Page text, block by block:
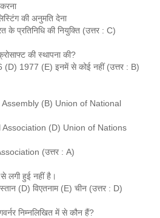
की अनुमति देना
प्रतिनिधि की नियुक्ति (उत्तर : C)
की स्थापना की?
1977 (E) इनमें से कोई नहीं (उत्तर : B)
(B) Union of National
(D) Union of Nations
(उत्तर : A)
लगी हुई नहीं है।
(D) विएतनाम (E) चीन (उत्तर : D)
निम्नलिखित में से कौन हैं?